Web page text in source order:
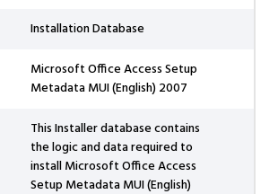
Installation Database
Microsoft Office Access Setup
Metadata MUI (English) 2007
This Installer database contains
the logic and data required to
install Microsoft Office Access
Setup Metadata MUI (English)